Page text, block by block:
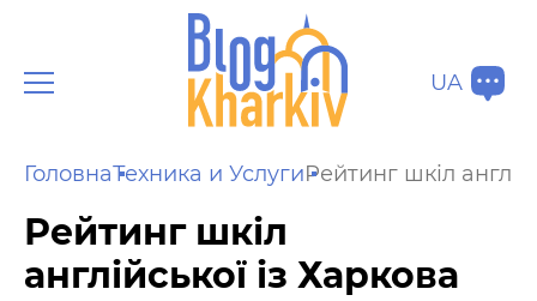
UA
ГоловнаТехника и УслугиРейтинг шкіл
Рейтинг шкіл
англійської із Харкова